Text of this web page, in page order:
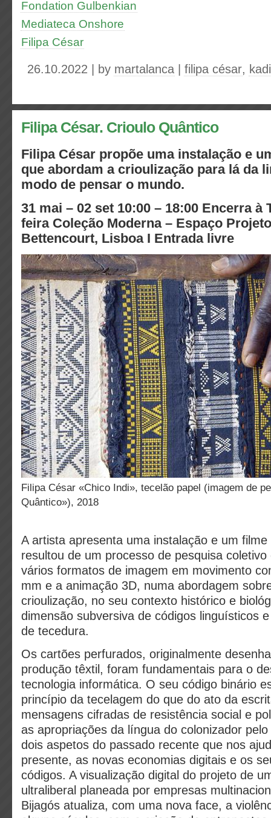
Fondation Gulbenkian
Mediateca Onshore
Filipa César
26.10.2022 | by martalanca filipa césar,
Filipa César. Crioulo Quântico
Filipa César propõe uma instalação e
que abordam a crioulização para lá da
modo de pensar o mundo.
31 mai – 02 set 10:00 – 18:00 Encerra à
feira Coleção Moderna – Espaço
Bettencourt, Lisboa I Entrada livre
Filipa César «Chico Indi», tecelão papel (imagem de pesquisa para «Crioulo
Quântico»), 2018
A artista apresenta uma instalação e um
resultou de um processo de pesquisa
vários formatos de imagem em movimento
mm e a animação 3D, numa abordagem
crioulização, no seu contexto histórico e
dimensão subversiva de códigos linguísticos
de tecedura.
Os cartões perfurados, originalmente
produção têxtil, foram fundamentais para o
tecnologia informática. O seu código binário
princípio da tecelagem do que do ato da
mensagens cifradas de resistência social e
as apropriações da língua do colonizador
dois aspetos do passado recente que nos
presente, as novas economias digitais e os
códigos. A visualização digital do projeto de
ultraliberal planeada por empresas
Bijagós atualiza, com uma nova face, a